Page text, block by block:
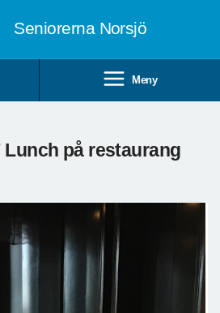
Seniorerna Norsjö
Meny
Lunch på restaurang